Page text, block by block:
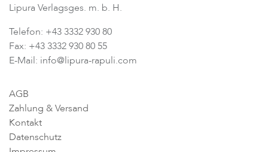
Lipura Verlagsges. m. b. H.
Telefon: +43 3332 930 80
Fax: +43 3332 930 80 55
E-Mail: info@lipura-rapuli.com
AGB
Zahlung & Versand
Kontakt
Datenschutz